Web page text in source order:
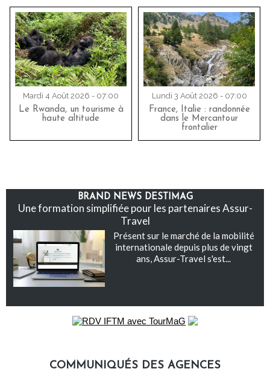
Mardi 4 Août 2026 - 07:00
Le Rwanda, un tourisme à
haute altitude
Lundi 3 Août 2026 - 07:00
France, Italie : randonnée
dans le Mercantour
frontalier
BRAND NEWS DESTIMAG
Une formation simplifiée pour les partenaires Assur-
Travel
Présent sur le marché de la mobilité
internationale depuis plus de vingt
ans, Assur-Travel s'est...
COMMUNIQUÉS DES AGENCES